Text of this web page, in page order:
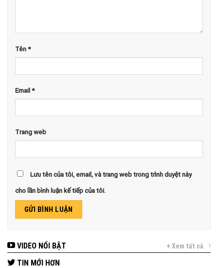
Tên*
Email*
Trang web
Lưu tên của tôi, email, và trang web trong trình duyệt này
cho lần bình luận kế tiếp của tôi.
VIDEO NỔI BẬT + Xem tất cả
TIN MỚI HƠN